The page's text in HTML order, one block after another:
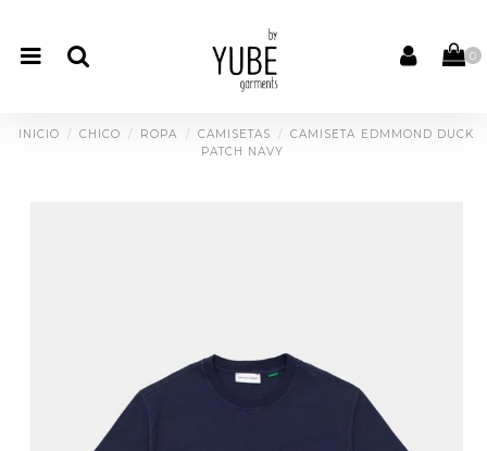
0
INICIO CHICO ROPA CAMISETAS
CAMISETA EDMMOND DUCK
PATCH NAVY